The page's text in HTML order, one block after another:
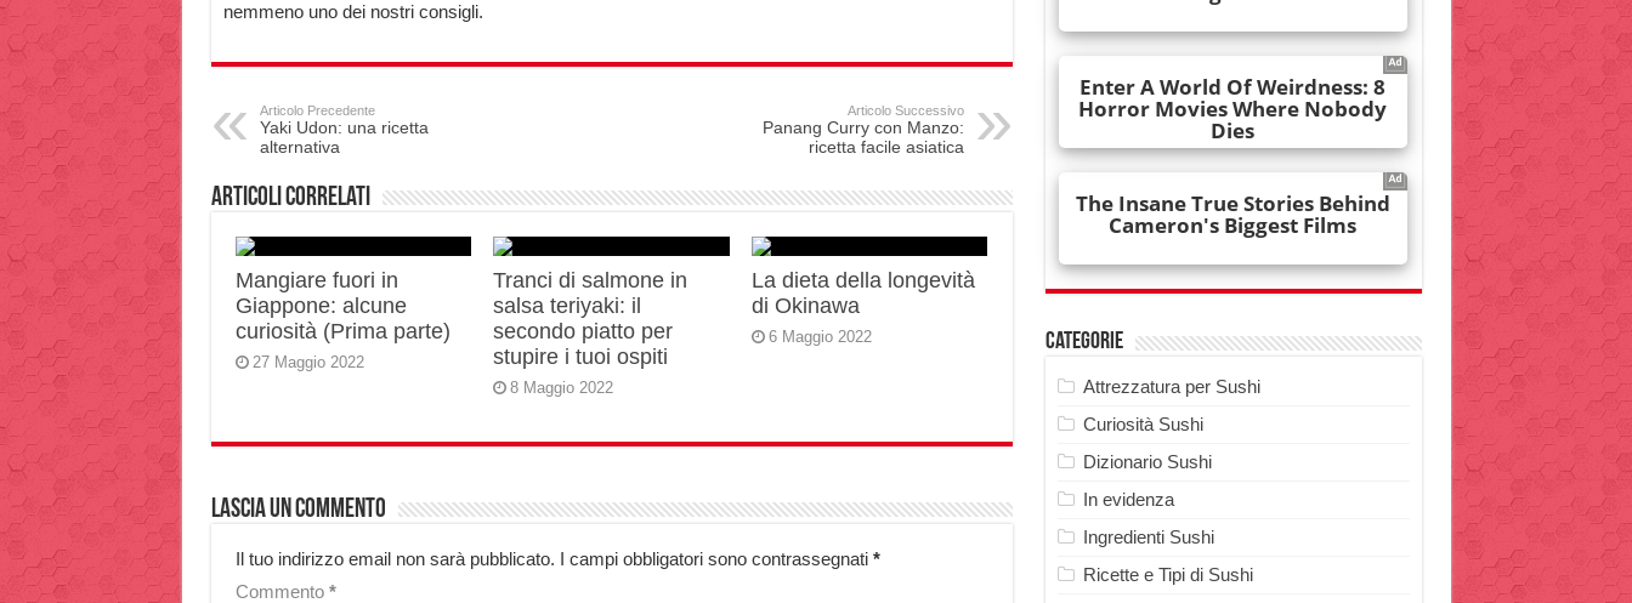
nemmeno uno dei nostri consigli.
Articolo Precedente
Yaki Udon: una ricetta
alternativa
Articolo Successivo
Panang Curry con Manzo:
ricetta facile asiatica
Articoli correlati
Mangiare fuori in
Giappone: alcune
curiosità (Prima parte)
27 Maggio 2022
Tranci di salmone in
salsa teriyaki: il
secondo piatto per
stupire i tuoi ospiti
8 Maggio 2022
La dieta della longevità
di Okinawa
6 Maggio 2022
Lascia un commento
Il tuo indirizzo email non sarà pubblicato. I campi obbligatori sono contrassegnati *
Commento *
Categorie
Attrezzatura per Sushi
Curiosità Sushi
Dizionario Sushi
In evidenza
Ingredienti Sushi
Ricette e Tipi di Sushi